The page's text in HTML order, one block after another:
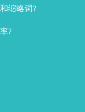
缩略词?
?